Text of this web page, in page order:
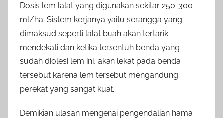
Dosis lem lalat yang digunakan sekitar 250-300
ml/ha. Sistem kerjanya yaitu serangga yang
dimaksud seperti lalat buah akan tertarik
mendekati dan ketika tersentuh benda yang
sudah diolesi lem ini, akan lekat pada benda
tersebut karena lem tersebut mengandung
perekat yang sangat kuat.
Demikian ulasan mengenai pengendalian hama